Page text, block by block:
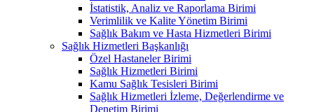
İstatistik, Analiz ve Raporlama Birimi
Verimlilik ve Kalite Yönetim Birimi
Sağlık Bakım ve Hasta Hizmetleri Birimi
Sağlık Hizmetleri Başkanlığı
Özel Hastaneler Birimi
Sağlık Hizmetleri Birimi
Kamu Sağlık Tesisleri Birimi
Sağlık Hizmetleri İzleme, Değerlendirme ve
Denetim Birimi